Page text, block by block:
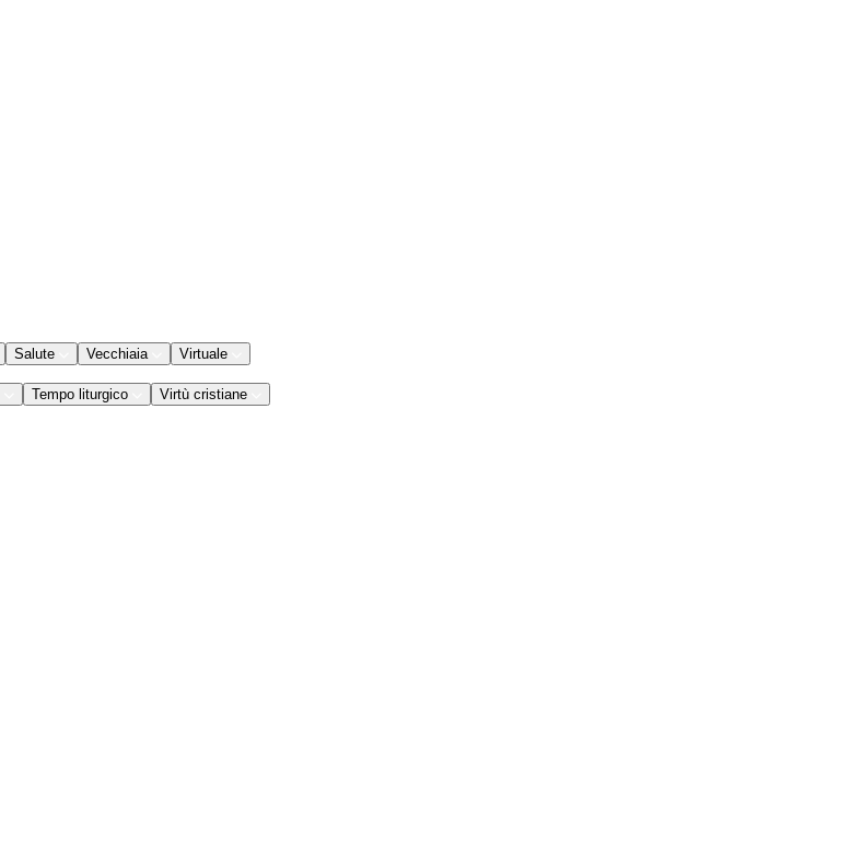
Salute Vecchiaia Virtuale
Tempo liturgico Virtù cristiane